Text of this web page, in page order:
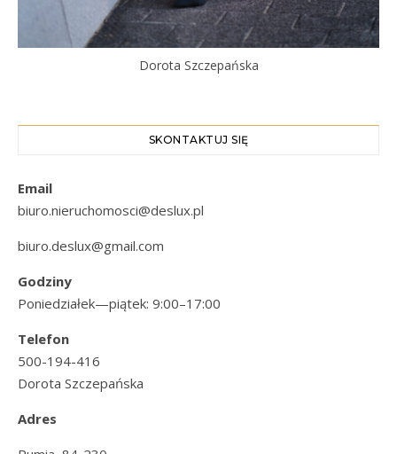
Dorota Szczepańska
SKONTAKTUJ SIĘ
Email
biuro.nieruchomosci@deslux.pl
biuro.deslux@gmail.com
Godziny
Poniedziałek—piątek: 9:00–17:00
Telefon
500-194-416
Dorota Szczepańska
Adres